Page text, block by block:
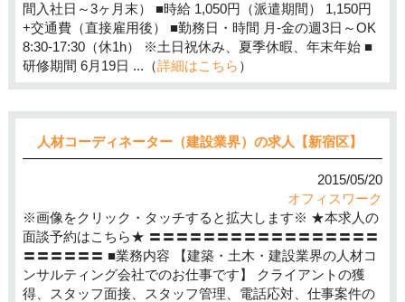
間入社日～3ヶ月末） ■時給 1,050円（派遣期間） 1,150円
+交通費（直接雇用後） ■勤務日・時間 月-金の週3日～OK
8:30-17:30（休1h） ※土日祝休み、夏季休暇、年末年始 ■
研修期間 6月19日 ...（詳細はこちら ）
人材コーディネーター（建設業界）の求人【新宿区】
2015/05/20
オフィスワーク
※画像をクリック・タッチすると拡大します※ ★本求人の
面談予約はこちら★ 〓〓〓〓〓〓〓〓〓〓〓〓〓〓〓〓〓
〓〓〓〓〓〓 ■業務内容 【建築・土木・建設業界の人材コ
ンサルティング会社でのお仕事です】 クライアントの獲
得、スタッフ面接、スタッフ管理、電話応対、仕事案件の